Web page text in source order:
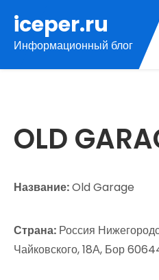
содержимому
iceper.ru
Информационный блог
OLD
Название:Old Garage
Страна: Россия
Чайковского, 18А, Бор